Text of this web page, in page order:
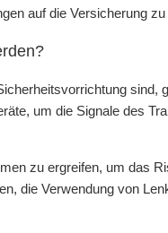
auf die Versicherung
sind,
um die Signale des
zu ergreifen, um das
die Verwendung von